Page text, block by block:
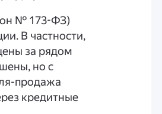
№ 173-ФЗ)
В частности,
за рядом
но с
продажа
кредитные